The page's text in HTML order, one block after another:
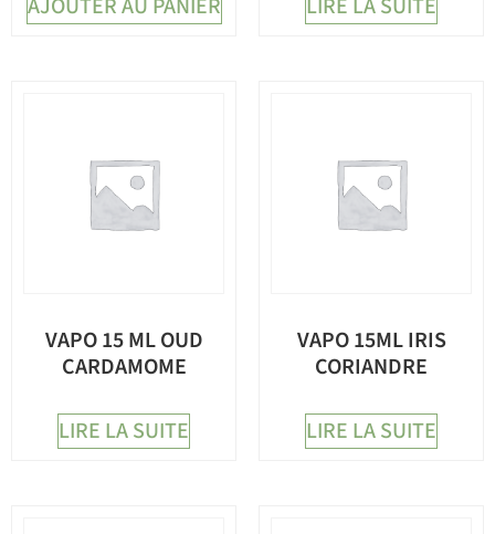
AJOUTER AU PANIER LIRE LA SUITE
VAPO 15 ML OUD
CARDAMOME
LIRE LA SUITE
VAPO 15ML IRIS
CORIANDRE
LIRE LA SUITE